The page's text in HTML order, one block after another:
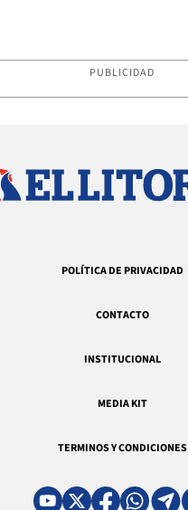
PUBLICIDAD
POLÍTICA DE PRIVACIDAD
CONTACTO
INSTITUCIONAL
MEDIA KIT
TERMINOS Y CONDICIONES